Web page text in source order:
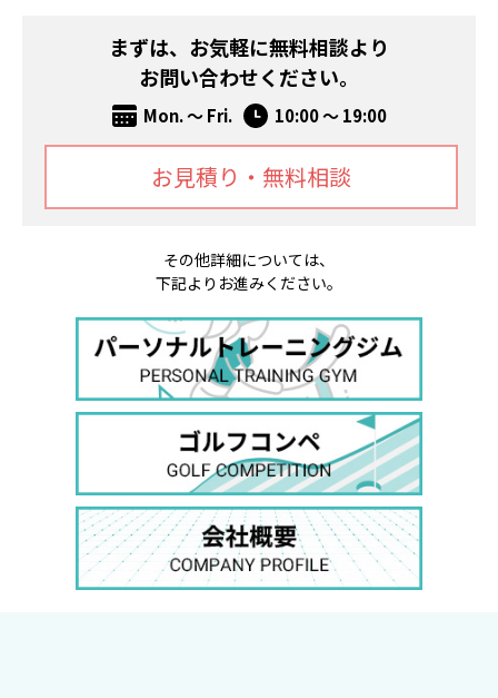
まずは、お気軽に無料相談より
お問い合わせください。
Mon. ～ Fri. 10:00 ～ 19:00
お見積り・無料相談
その他詳細については、
下記よりお進みください。